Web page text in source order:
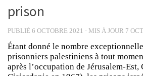
prison
PUBLIÉ 6 OCTOBRE 2021 · MIS À JOUR 7
Étant donné le nombre
prisonniers palestiniens à tout
après l’occupation de Jérusalem-Est,